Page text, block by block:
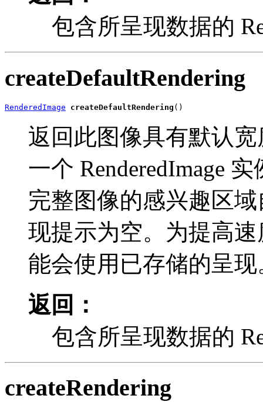
包含所呈现数据的
createDefaultRendering
RenderedImage createDefaultRendering ()
返回此图像具有默认
一个 RenderedImage
完整图像的感兴趣区域
现提示为空。为提高速
能会使用已存储的呈现
返回：
包含所呈现数据的
createRendering